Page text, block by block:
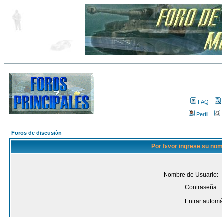
FAQ
Perfil
Foros de discusión
Por favor ingrese su
Nombre de Usuario:
Contraseña:
Entrar